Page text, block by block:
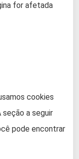
for afetada
cookies
a seguir
pode encontrar